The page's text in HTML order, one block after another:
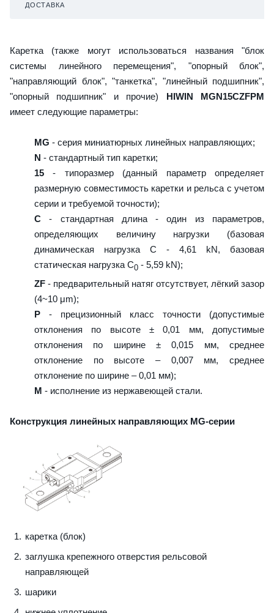
ДОСТАВКА
Каретка (также могут использоваться названия "блок
системы линейного перемещения", "опорный блок",
"направляющий блок", "танкетка", "линейный подшипник",
"опорный подшипник" и прочие) HIWIN MGN15CZFPM
имеет следующие параметры:
MG - серия миниатюрных линейных направляющих;
N - стандартный тип каретки;
15 - типоразмер (данный параметр определяет
размерную совместимость каретки и рельса с учетом
серии и требуемой точности);
C - стандартная длина - один из параметров,
определяющих величину нагрузки (базовая
динамическая нагрузка C - 4,61 kN, базовая
статическая нагрузка С0 - 5,59 kN);
ZF - предварительный натяг отсутствует, лёгкий зазор
(4~10 μm);
P - прецизионный класс точности (допустимые
отклонения по высоте ± 0,01 мм, допустимые
отклонения по ширине ± 0,015 мм, среднее
отклонение по высоте – 0,007 мм, среднее
отклонение по ширине – 0,01 мм);
M - исполнение из нержавеющей стали.
Конструкция линейных направляющих MG-серии
каретка (блок)
заглушка крепежного отверстия рельсовой
направляющей
шарики